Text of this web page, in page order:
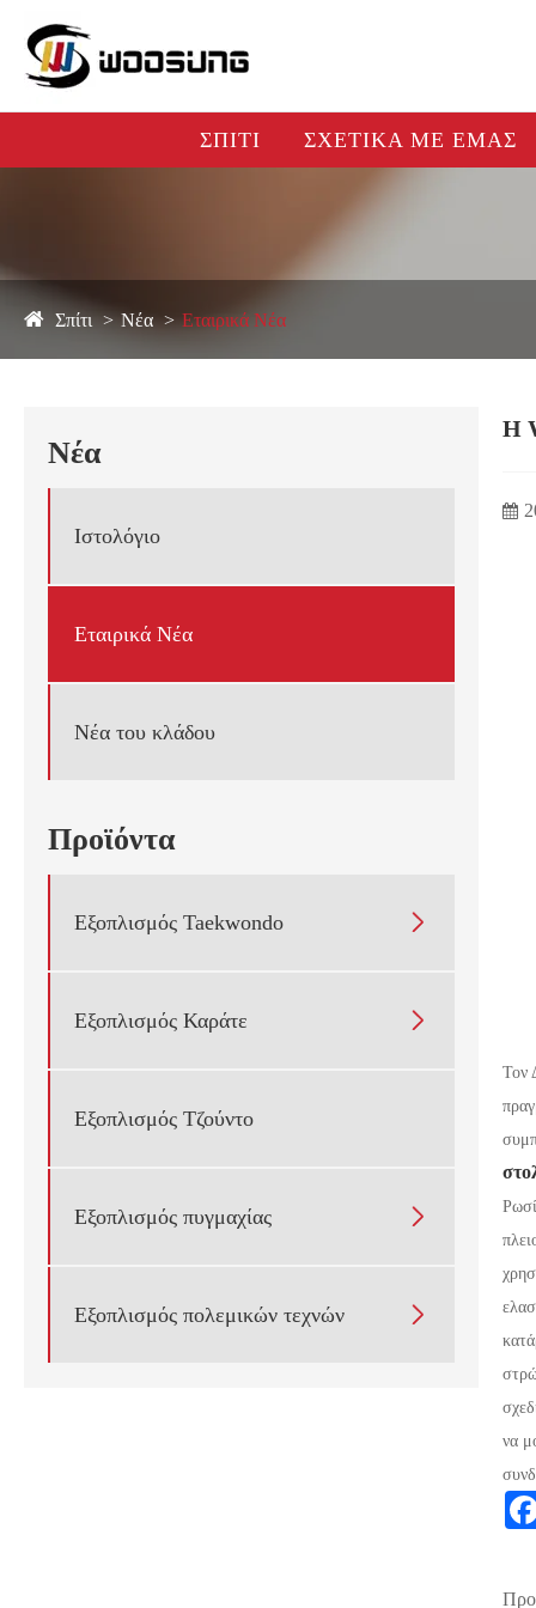
ΣΠΊΤΙ ΣΧΕΤΙΚΆ ΜΕ ΕΜΆΣ
Σπίτι Νέα Εταιρικά Νέα
Νέα
Ιστολόγιο
Εταιρικά Νέα
Νέα του κλάδου
Προϊόντα
Εξοπλισμός Taekwondo 
Εξοπλισμός Καράτε 
Εξοπλισμός Τζούντο
Εξοπλισμός πυγμαχίας 
Εξοπλισμός πολεμικών τεχνών 
Η
Τον
να